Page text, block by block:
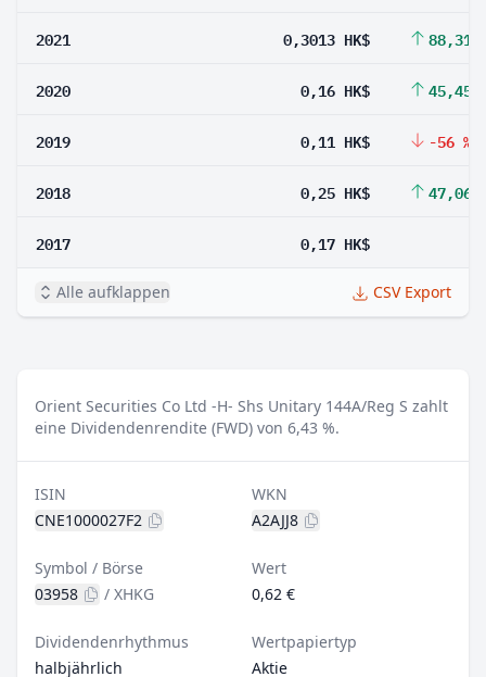
2021 0,3013 HK$ 88,31
2020 0,16 HK$ 45,45
2019 0,11 HK$ -56 %
2018 0,25 HK$ 47,06
2017 0,17 HK$
Alle aufklappen CSV Export
Orient Securities Co Ltd -H- Shs Unitary 144A/Reg S zahlt
eine Dividendenrendite (FWD) von 6,43 %.
ISIN
CNE1000027F2
WKN
A2AJJ8
Symbol / Börse
03958
/ XHKG
Wert
0,62 €
Dividendenrhythmus
halbjährlich
Wertpapiertyp
Aktie